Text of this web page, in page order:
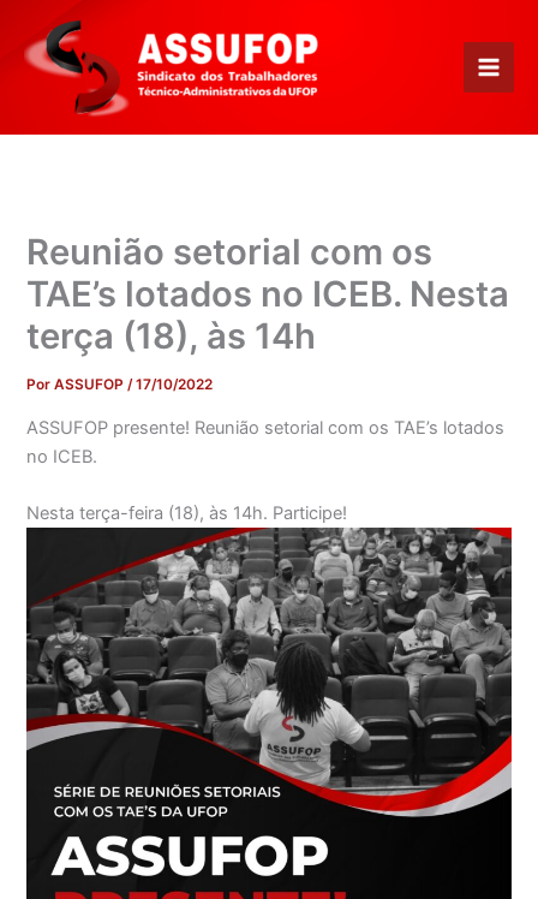
para
conteúdo
Reunião setorial com os
TAE’s lotados no ICEB. Nesta
terça (18), às 14h
PorASSUFOP/17/10/2022
ASSUFOP presente! Reunião setorial com os TAE’s lotados
no ICEB.
Nesta terça-feira (18), às 14h. Participe!